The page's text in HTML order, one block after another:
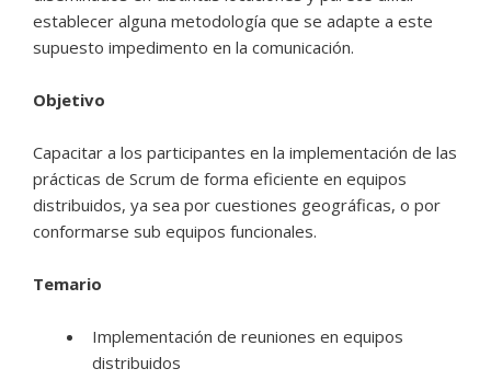
establecer alguna metodología que se adapte a este
supuesto impedimento en la comunicación.
Objetivo
Capacitar a los participantes en la implementación de las
prácticas de Scrum de forma eficiente en equipos
distribuidos, ya sea por cuestiones geográficas, o por
conformarse sub equipos funcionales.
Temario
Implementación de reuniones en equipos
distribuidos